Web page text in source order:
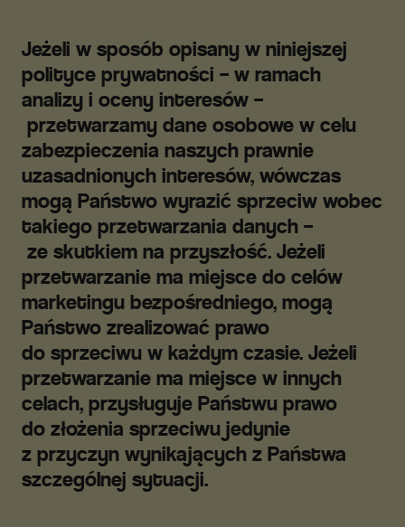
Jeżeli w sposób opisany w niniejszej
polityce prywatności – w ramach
analizy i oceny interesów –
przetwarzamy dane osobowe w celu
zabezpieczenia naszych prawnie
uzasadnionych interesów, wówczas
mogą Państwo wyrazić sprzeciw wobec
takiego przetwarzania danych –
ze skutkiem na przyszłość. Jeżeli
przetwarzanie ma miejsce do celów
marketingu bezpośredniego, mogą
Państwo zrealizować prawo
do sprzeciwu w każdym czasie. Jeżeli
przetwarzanie ma miejsce w innych
celach, przysługuje Państwu prawo
do złożenia sprzeciwu jedynie
z przyczyn wynikających z Państwa
szczególnej sytuacji.